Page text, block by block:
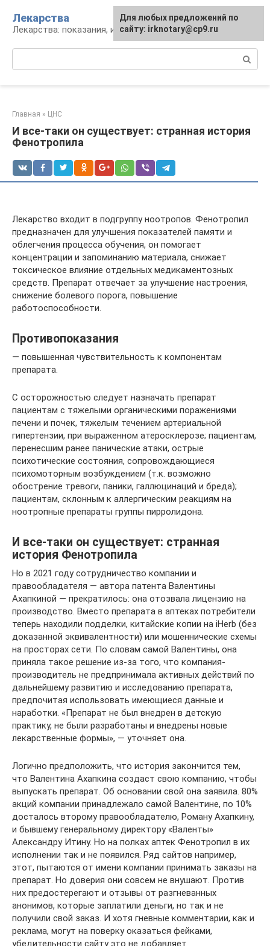
контенту
Лекарства
Лекарства: показания, инструкция, аналоги
Главная » ЦНС
И все-таки он существует: странная история
Фенотропила
Лекарство входит в подгруппу ноотропов. Фенотропил
предназначен для улучшения показателей памяти и
облегчения процесса обучения, он помогает
концентрации и запоминанию материала, снижает
токсическое влияние отдельных медикаментозных
средств. Препарат отвечает за улучшение настроения,
снижение болевого порога, повышение
работоспособности.
Противопоказания
— повышенная чувствительность к компонентам
препарата.
С осторожностью следует назначать препарат
пациентам с тяжелыми органическими поражениями
печени и почек, тяжелым течением артериальной
гипертензии, при выраженном атеросклерозе; пациентам,
перенесшим ранее панические атаки, острые
психотические состояния, сопровождающиеся
психомоторным возбуждением (т.к. возможно
обострение тревоги, паники, галлюцинаций и бреда);
пациентам, склонным к аллергическим реакциям на
ноотропные препараты группы пирролидона.
И все-таки он существует: странная
история Фенотропила
Но в 2021 году сотрудничество компании и
правообладателя — автора патента Валентины
Ахапкиной — прекратилось: она отозвала лицензию на
производство. Вместо препарата в аптеках потребители
теперь находили подделки, китайские копии на iHerb (без
доказанной эквивалентности) или мошеннические схемы
на просторах сети. По словам самой Валентины, она
приняла такое решение из-за того, что компания-
производитель не предпринимала активных действий по
дальнейшему развитию и исследованию препарата,
предпочитая использовать имеющиеся данные и
наработки. «Препарат не был внедрен в детскую
практику, не были разработаны и внедрены новые
лекарственные формы», — уточняет она.
Логично предположить, что история закончится тем,
что Валентина Ахапкина создаст свою компанию, чтобы
выпускать препарат. Об основании свой она заявила. 80%
акций компании принадлежало самой Валентине, по 10%
досталось второму правообладателю, Роману Ахапкину,
и бывшему генеральному директору «Валенты»
Александру Итину. Но на полках аптек Фенотропил в их
исполнении так и не появился. Ряд сайтов например,
этот, пытаются от имени компании принимать заказы на
препарат. Но доверия они совсем не внушают. Против
них предостерегают и отзывы от разгневанных
анонимов, которые заплатили деньги, но так и не
получили свой заказ. И хотя гневные комментарии, как и
реклама, могут на поверку оказаться фейками,
убедительности сайту это не добавляет.
Для любых предложений по
сайту: irknotary@cp9.ru